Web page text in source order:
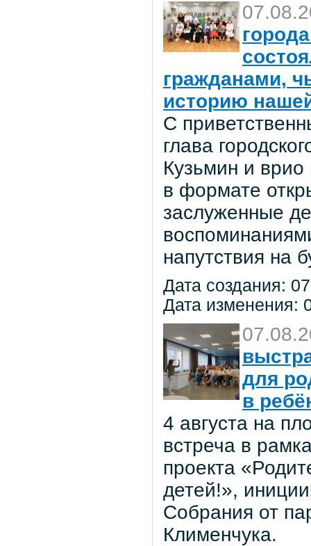
гражданами,
историю
С
глава
Кузьмин и
в формате
заслуженные
напутствия на
Дата создания:
Дата изменения:
для
в
4 августа на
встреча в
проекта
детей!»,
Собрания от
Клименчука.